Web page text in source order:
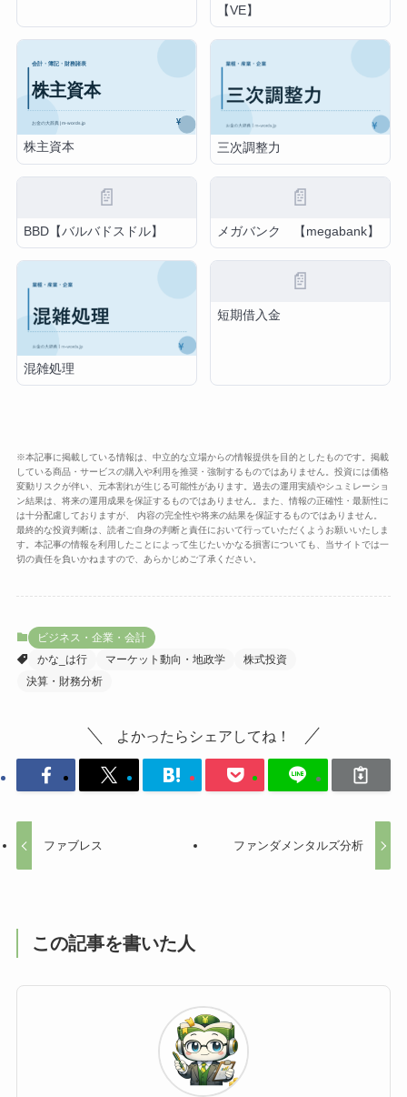
【VE】
株主資本 三次調整力
📄
BBD【バルバドスドル】
📄
メガバンク 【megabank】
混雑処理
📄
短期借入金
※本記事に掲載している情報は、中立的な立場からの情報提供を目的としたものです。掲載
している商品・サービスの購入や利用を推奨・強制するものではありません。投資には価格
変動リスクが伴い、元本割れが生じる可能性があります。過去の運用実績やシュミレーショ
ン結果は、将来の運用成果を保証するものではありません。また、情報の正確性・最新性に
は十分配慮しておりますが、 内容の完全性や将来の結果を保証するものではありません。
最終的な投資判断は、読者ご自身の判断と責任において行っていただくようお願いいたしま
す。本記事の情報を利用したことによって生じたいかなる損害についても、当サイトでは一
切の責任を負いかねますので、あらかじめご了承ください。
ビジネス・企業・会計
かな_は行
マーケット動向・地政学
株式投資
決算・財務分析
よかったらシェアしてね！
ファブレス ファンダメンタルズ分析
この記事を書いた人